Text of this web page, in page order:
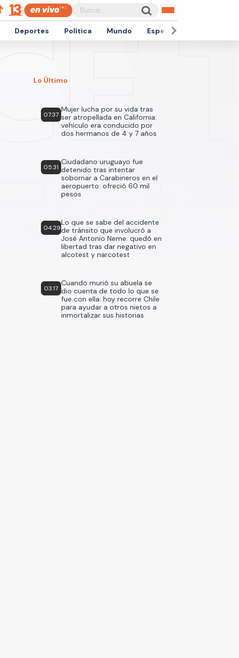
Deportes Política Mundo Espectáculos
Lo Último
07:37
Mujer lucha por su vida tras
ser atropellada en California:
vehículo era conducido por
dos hermanos de 4 y 7 años
05:31
Ciudadano uruguayo fue
detenido tras intentar
sobornar a Carabineros en el
aeropuerto: ofreció 60 mil
pesos
04:29
Lo que se sabe del accidente
de tránsito que involucró a
José Antonio Neme: quedó en
libertad tras dar negativo en
alcotest y narcotest
03:17
Cuando murió su abuela se
dio cuenta de todo lo que se
fue con ella: hoy recorre Chile
para ayudar a otros nietos a
inmortalizar sus historias